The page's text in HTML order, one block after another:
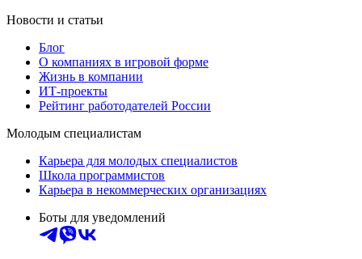
Новости и статьи
Блог
О компаниях в игровой форме
Жизнь в компании
ИТ-проекты
Рейтинг работодателей России
Молодым специалистам
Карьера для молодых специалистов
Школа программистов
Карьера в некоммерческих организациях
Боты для уведомлений